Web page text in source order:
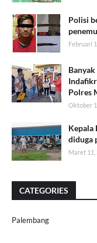
Polisi
Februari
Polres
Oktober
Kepala
diduga
Maret 11,
CATEGORIES
Palembang